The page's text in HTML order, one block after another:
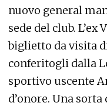
nuovo general
sede del club.
biglietto da visita
conferitogli dalla
sportivo uscente
d’onore. Una